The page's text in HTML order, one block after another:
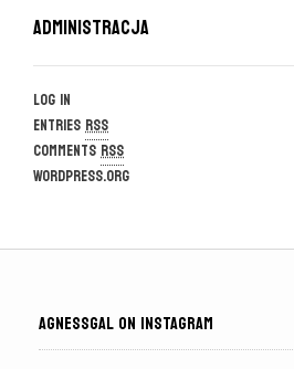
Administracja
Log in
EntriesRSS
CommentsRSS
WordPress.org
AGNESSGAL ON INSTAGRAM